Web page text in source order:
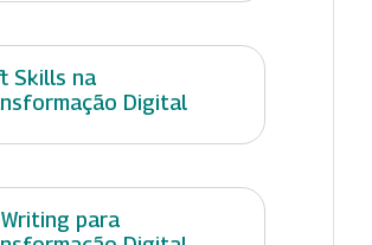
Skills na
Digital
Writing para